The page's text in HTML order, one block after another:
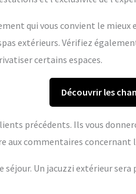
qui vous convient le
extérieurs. Vérifiez
certains espaces.
Découvrir les
précédents. Ils vous
commentaires concernant
séjour. Un jacuzzi extérieur